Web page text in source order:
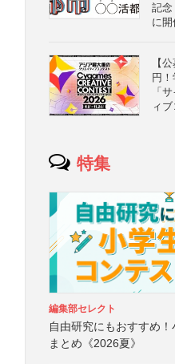
記念
に開
【
円
「
ィ
特集
編集部セレクト
自由研究にもおすすめ
まとめ《2026夏》